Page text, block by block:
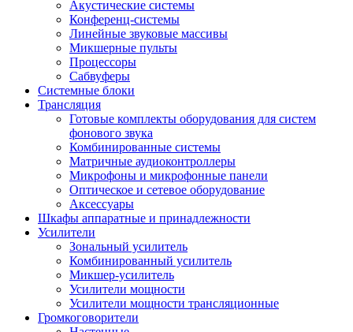
Акустические системы
Конференц-системы
Линейные звуковые массивы
Микшерные пульты
Процессоры
Сабвуферы
Системные блоки
Трансляция
Готовые комплекты оборудования для систем
фонового звука
Комбинированные системы
Матричные аудиоконтроллеры
Микрофоны и микрофонные панели
Оптическое и сетевое оборудование
Аксессуары
Шкафы аппаратные и принадлежности
Усилители
Зональный усилитель
Комбинированный усилитель
Микшер-усилитель
Усилители мощности
Усилители мощности трансляционные
Громкоговорители